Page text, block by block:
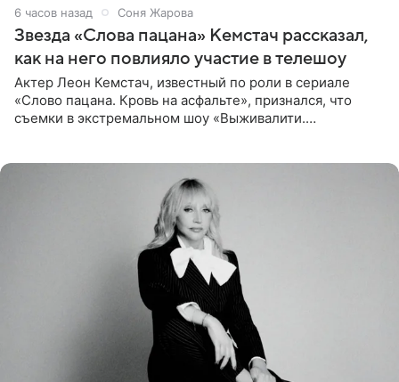
6 часов назад Соня Жарова
Звезда «Слова пацана» Кемстач рассказал,
как на него повлияло участие в телешоу
Актер Леон Кемстач, известный по роли в сериале
«Слово пацана. Кровь на асфальте», признался, что
съемки в экстремальном шоу «Выживалити.